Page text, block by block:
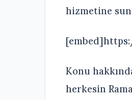
hizmetine
Konu
herkesin